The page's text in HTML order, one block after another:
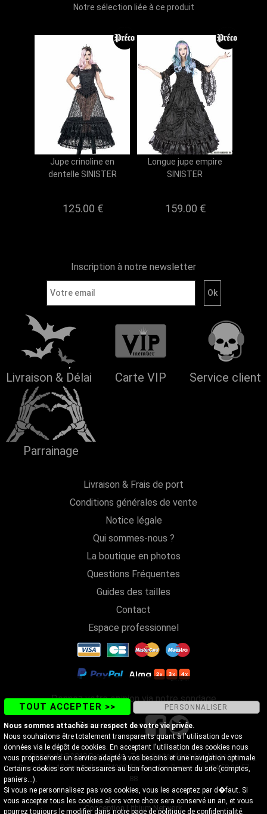
Notre sélection liée à ce produit
Jupe crinoline en
dentelle SINISTER
125.00 €
Longue jupe empire
SINISTER
159.00 €
Inscription à notre newsletter
Livraison & Délai Carte VIP Service client
Parrainage
Livraison & Frais de port
Conditions générales de vente
Notice légale
Qui sommes-nous ?
La boutique en photos
Questions Fréquentes
Guides des tailles
Contact
Espace professionnel
Donnez votre opinion via notre sondage
Suivez-nous sur
Copyright@2018 Discobole - Tous droits réservés - Magasin
Discobole 18 Rue Vallon, 74200 Thonon-les-Bains - Tel. 04 50 26 57
88
Conception Lithium Network
TOUT ACCEPTER >> PERSONNALISER
Nous sommes attachés au respect de votre vie privée.
Nous souhaitons être totalement transparents quant à l'utilisation de vos
données via le dépôt de cookies. En acceptant l'utilisation des cookies nous
vous proposerons un service adapté à vos besoins et une navigation optimale.
Certains cookies sont nécessaires au bon fonctionnement du site (comptes,
paniers...).
Si vous ne personnalisez pas vos cookies, vous les acceptez par d�faut. Si
vous accepter tous les cookies alors votre choix sera conservé un an, et vous
pourrez toujours le modifier dans notre page depolitique de confidentialité.